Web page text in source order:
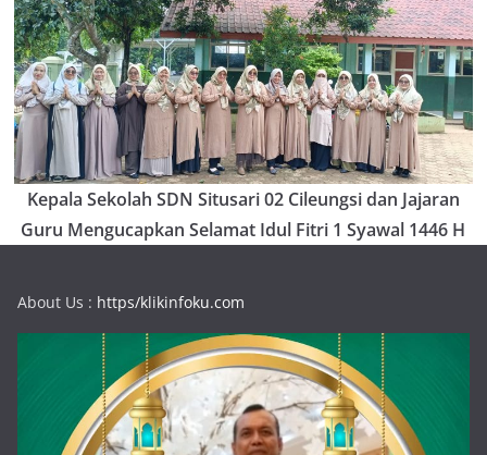
Kepala Sekolah SDN Situsari 02 Cileungsi dan Jajaran
Guru Mengucapkan Selamat Idul Fitri 1 Syawal 1446 H
About Us : https/klikinfoku.com